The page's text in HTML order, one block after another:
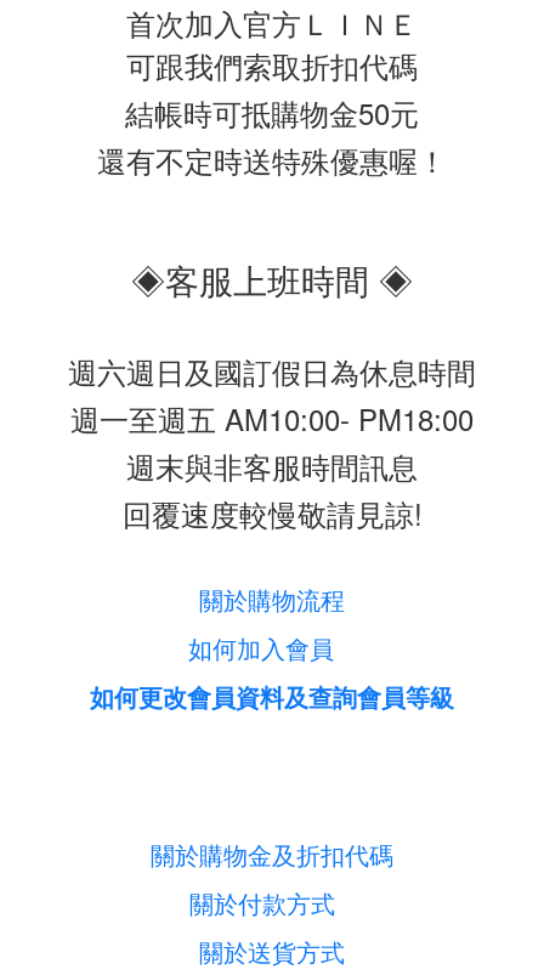
首次加入官方ＬＩＮＥ
可跟我們索取折扣代碼
結帳時可抵購物金50元
還有不定時送特殊優惠喔！
◈客服上班時間 ◈
週六週日及國訂假日為休息時間
週一至週五 AM10:00- PM18:00
週末與非客服時間訊息
回覆速度較慢敬請見諒!
關於購物流程
如何加入會員
如何更改會員資料及查詢會員等級
關於購物金及折扣代碼
關於付款方式
關於送貨方式